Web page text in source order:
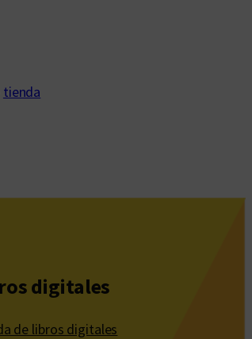
tienda
digitales
de libros digitales